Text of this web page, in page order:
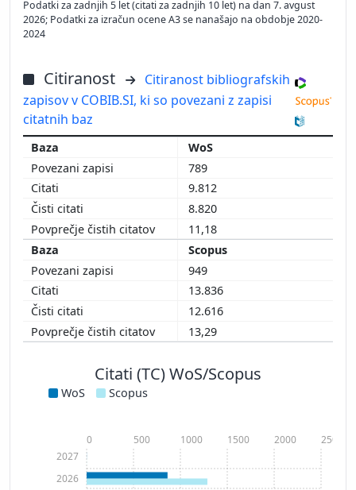
Podatki za zadnjih 5 let (citati za zadnjih 10 let) na dan 7. avgust
2026; Podatki za izračun ocene A3 se nanašajo na obdobje 2020-
2024
Citiranost
Citiranost bibliografskih
zapisov v COBIB.SI, ki so povezani z zapisi
citatnih baz
WoS
789
9.812
8.820
11,18
Scopus
949
13.836
12.616
13,29
Citati (TC) WoS/Scopus
WoS Scopus
2026
2027
0 500 1000 1500 2000 2500